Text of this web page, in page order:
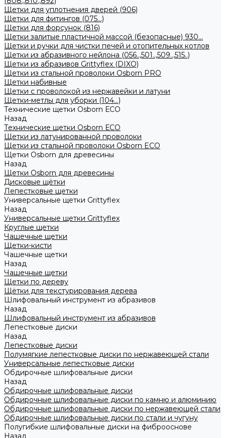
Щетки для уплотнения дверей (906)
Щетки для фитингов (075...)
Щетки для форсунок (816)
Щетки залитые пластичной массой (безопасные) 930...
Щетки и ручки для чистки печей и отопительных котлов
Щетки из абразивного нейлона (056..,501..,509..,515..)
Щетки из абразивов Grittyflex (DIXO)
Щетки из стальной проволоки Osborn PRO
Щетки набивные
Щетки с проволокой из нержавейки и латуни
Щетки-метлы для уборки (104...)
Технические щетки Osborn ЕСО
Назад
Технические щетки Osborn ЕСО
Щетки из латунированной проволоки
Щетки из стальной проволоки Osborn ECO
Щетки Osborn для древесины
Назад
Щетки Osborn для древесины
Дисковые щётки
Лепестковые щетки
Универсальные щетки Grittyflex
Назад
Универсальные щетки Grittyflex
Круглые щетки
Чашечные щетки
Щетки-кисти
Чашечные щетки
Назад
Чашечные щетки
Щетки по дереву
Щётки для текстурирования дерева
Шлифовальный инструмент из абразивов
Назад
Шлифовальный инструмент из абразивов
Лепестковые диски
Назад
Лепестковые диски
Полумягкие лепестковые диски по нержавеющей стали
Универсальные лепестковые диски
Обдирочные шлифовальные диски
Назад
Обдирочные шлифовальные диски
Обдирочные шлифовальные диски по камню и алюминию
Обдирочные шлифовальные диски по нержавеющей стали
Обдирочные шлифовальные диски по стали и чугуну
Полугибкие шлифовальные диски на фиброоснове
Назад